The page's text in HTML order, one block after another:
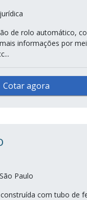
de rolo automático,
informações por
Cotar agora
Paulo
com tubo de